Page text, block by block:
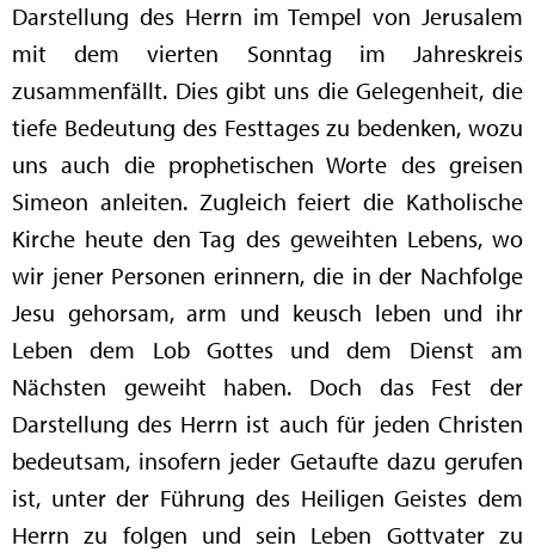
Darstellung des Herrn im Tempel von Jerusalem
mit dem vierten Sonntag im Jahreskreis
zusammenfällt. Dies gibt uns die Gelegenheit, die
tiefe Bedeutung des Festtages zu bedenken, wozu
uns auch die prophetischen Worte des greisen
Simeon anleiten. Zugleich feiert die Katholische
Kirche heute den Tag des geweihten Lebens, wo
wir jener Personen erinnern, die in der Nachfolge
Jesu gehorsam, arm und keusch leben und ihr
Leben dem Lob Gottes und dem Dienst am
Nächsten geweiht haben. Doch das Fest der
Darstellung des Herrn ist auch für jeden Christen
bedeutsam, insofern jeder Getaufte dazu gerufen
ist, unter der Führung des Heiligen Geistes dem
Herrn zu folgen und sein Leben Gottvater zu